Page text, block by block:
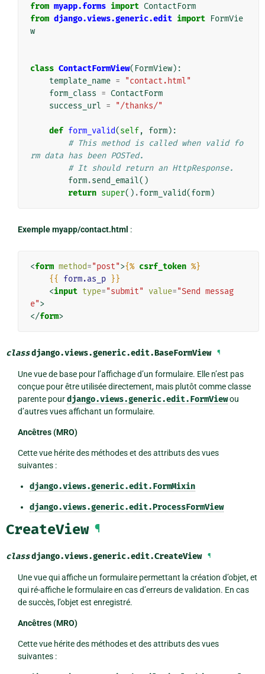
from myapp.forms import ContactForm
from django.views.generic.edit import
FormVie
w
class ContactFormView( FormView):
template_name =
"contact.html"
form_class = ContactForm
success_url = "/thanks/"
def form_valid(self, form):
# This method is called when valid fo
rm data has been POSTed.
# It should return an HttpResponse.
form.send_email()
return super() .form_valid(form)
Exemple myapp/contact.html :
<form method="post">{% csrf_token %}
{{
form.as_p
}}
<input type="submit" value="Send messag
e">
</form>
classdjango.views.generic.edit.BaseFormView ¶
Une vue de base pour l’affichage d’un formulaire. Elle n’est pas
conçue pour être utilisée directement, mais plutôt comme classe
parente pourdjango.views.generic.edit.FormViewou
d’autres vues affichant un formulaire.
Ancêtres (MRO)
Cette vue hérite des méthodes et des attributs des vues
suivantes :
django.views.generic.edit.FormMixin
django.views.generic.edit.ProcessFormView
CreateView ¶
classdjango.views.generic.edit.CreateView ¶
Une vue qui affiche un formulaire permettant la création d’objet, et
qui ré-affiche le formulaire en cas d’erreurs de validation. En cas
de succès, l’objet est enregistré.
Ancêtres (MRO)
Cette vue hérite des méthodes et des attributs des vues
suivantes :